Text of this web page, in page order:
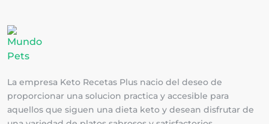
La empresa Keto Recetas Plus nacio del deseo de
proporcionar una solucion practica y accesible para
aquellos que siguen una dieta keto y desean disfrutar de